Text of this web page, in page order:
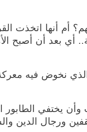
أم أنها اتخذت
أي بعد أن أصبح
الذي نخوض فيه
وأن يختفي
ورجال الدين